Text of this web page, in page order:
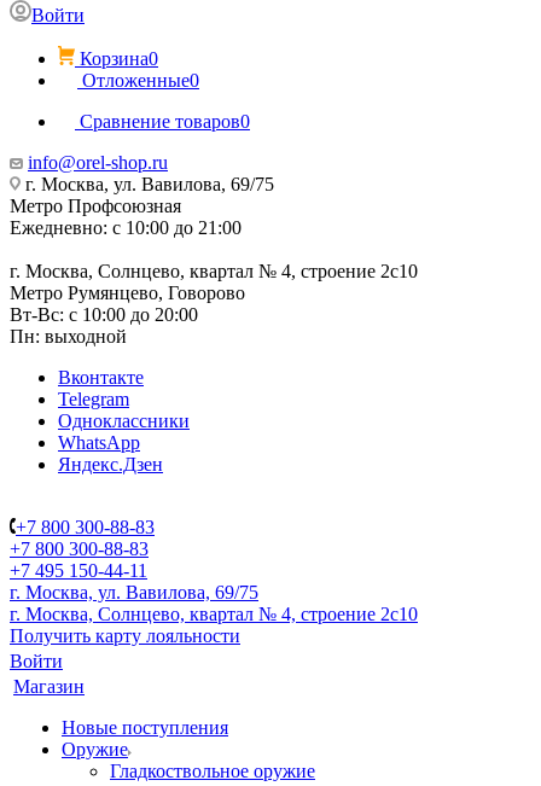
Войти
Корзина0
Отложенные0
Сравнение товаров0
info@orel-shop.ru
г. Москва, ул. Вавилова, 69/75
Метро Профсоюзная
Ежедневно: с 10:00 до 21:00
г. Москва, Солнцево, квартал № 4, строение 2с10
Метро Румянцево, Говорово
Вт-Вс: с 10:00 до 20:00
Пн: выходной
Вконтакте
Telegram
Одноклассники
WhatsApp
Яндекс.Дзен
+7 800 300-88-83
+7 800 300-88-83
+7 495 150-44-11
г. Москва, ул. Вавилова, 69/75
г. Москва, Солнцево, квартал № 4, строение 2с10
Получить карту лояльности
Войти
Магазин
Новые поступления
Оружие
Гладкоствольное оружие